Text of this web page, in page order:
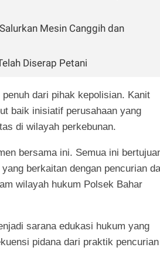
Mesin Canggih dan
Diserap Petani
dari pihak kepolisian. Kanit
baik inisiatif perusahaan yang
di wilayah perkebunan.
bersama ini. Semua ini
berkaitan dengan pencurian
wilayah hukum Polsek Bahar
sarana edukasi hukum yang
pidana dari praktik pencurian